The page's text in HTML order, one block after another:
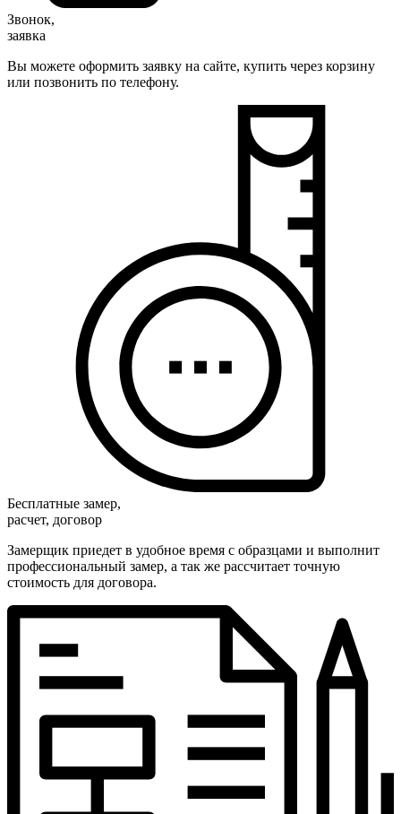
Звонок,
заявка
Вы можете оформить заявку на сайте, купить через корзину
или позвонить по телефону.
Бесплатные замер,
расчет, договор
Замерщик приедет в удобное время с образцами и выполнит
профессиональный замер, а так же рассчитает точную
стоимость для договора.